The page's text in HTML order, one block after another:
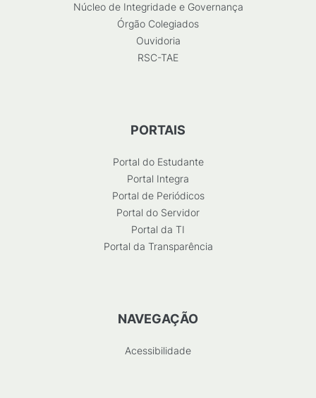
Núcleo de Integridade e Governança
Órgão Colegiados
Ouvidoria
RSC-TAE
PORTAIS
Portal do Estudante
Portal Integra
Portal de Periódicos
Portal do Servidor
Portal da TI
Portal da Transparência
NAVEGAÇÃO
Acessibilidade